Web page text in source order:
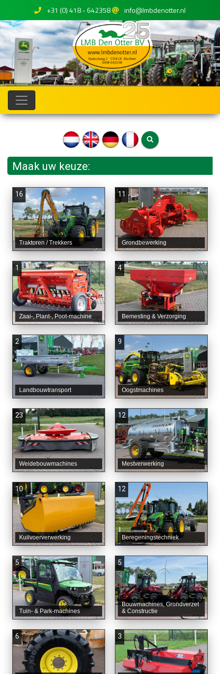
+31 (0) 418 - 642358 info@lmbdenotter.nl
Maak uw keuze:
16
Traktoren / Trekkers
11
Grondbewerking
1
Zaai-, Plant-, Poot-machine
4
Bemesting & Verzorging
2
Landbouwtransport
9
Oogstmachines
23
Weidebouwmachines
12
Mestverwerking
10
Kuilvoerverwerking
12
Beregeningstechniek
5
Tuin- & Park-machines
5
Bouwmachines, Grondverzet
& Constructie
6 3